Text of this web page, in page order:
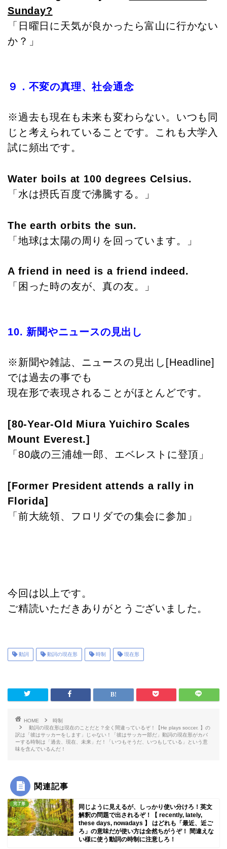
Sunday?
「日曜日に天気が良かったら富山に行かない
か？」
９．不変の真理、社会通念
※過去も現在も未来も変わらない。いつも同
じと考えられていることです。これも大学入
試に頻出です。
Water boils at 100 degrees Celsius.
「水は摂氏百度で沸騰する。」
The earth orbits the sun.
「地球は太陽の周りを回っています。」
A friend in need is a friend indeed.
「困った時の友が、真の友。」
10. 新聞やニュースの見出し
※新聞や雑誌、ニュースの見出し[Headline]
では過去の事でも
現在形で表現されることがほとんどです。
[80-Year-Old Miura Yuichiro Scales
Mount Everest.]
「80歳の三浦雄一郎、エベレストに登頂」
[Former President attends a rally in
Florida]
「前大統領、フロリダでの集会に参加」
今回は以上です。
ご精読いただきありがとうございました。
動詞 動詞の現在形 時制 現在形
HOME
時制
動詞の現在形は現在のことだと？全く間違っているぞ！【He plays soccer. 】の
訳は「彼はサッカーをします」じゃない！「彼はサッカー部だ」動詞の現在形がカバ
ーする時制は「過去、現在、未来」だ！「いつもそうだ、いつもしている」という意
味を含んでいるんだ！
関連記事
完了形
同じように見えるが、しっかり使い分けろ！英文
解釈の問題で出されるぞ！【 recently, lately,
these days, nowadays 】 はどれも「最近、近ご
ろ」の意味だが使い方は全然ちがうぞ！ 間違えな
い様に使う動詞の時制に注意しろ！